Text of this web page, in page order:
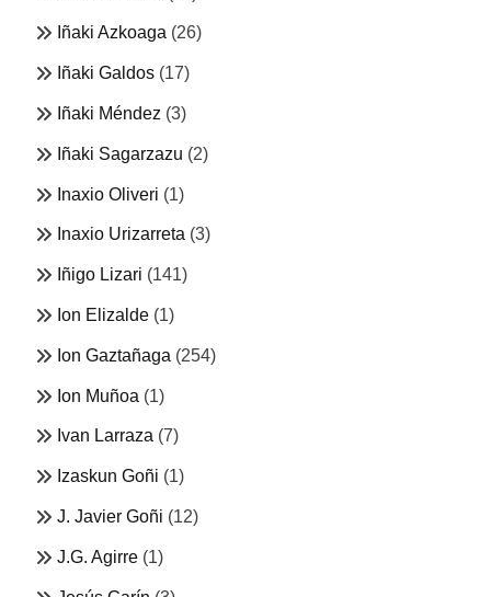
Iñaki Azkoaga (26)
Iñaki Galdos (17)
Iñaki Méndez (3)
Iñaki Sagarzazu (2)
Inaxio Oliveri (1)
Inaxio Urizarreta (3)
Iñigo Lizari (141)
Ion Elizalde (1)
Ion Gaztañaga (254)
Ion Muñoa (1)
Ivan Larraza (7)
Izaskun Goñi (1)
J. Javier Goñi (12)
J.G. Agirre (1)